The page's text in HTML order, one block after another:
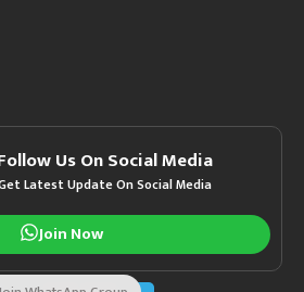
Us On Social Media
Latest Update On Social Media
Join Now